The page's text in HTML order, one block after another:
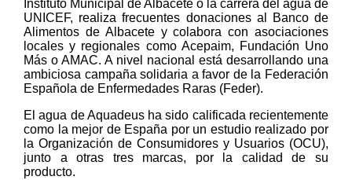
Instituto Municipal de Albacete o la carrera del agua de
UNICEF, realiza frecuentes donaciones al Banco de
Alimentos de Albacete y colabora con asociaciones
locales y regionales como Acepaim, Fundación Uno
Más o AMAC. A nivel nacional está desarrollando una
ambiciosa campaña solidaria a favor de la Federación
Española de Enfermedades Raras (Feder).
El agua de Aquadeus ha sido calificada recientemente
como la mejor de España por un estudio realizado por
la Organización de Consumidores y Usuarios (OCU),
junto a otras tres marcas, por la calidad de su
producto.